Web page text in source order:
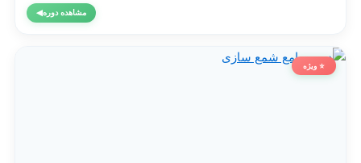
مشاهده دوره◀
⭐ ویژه